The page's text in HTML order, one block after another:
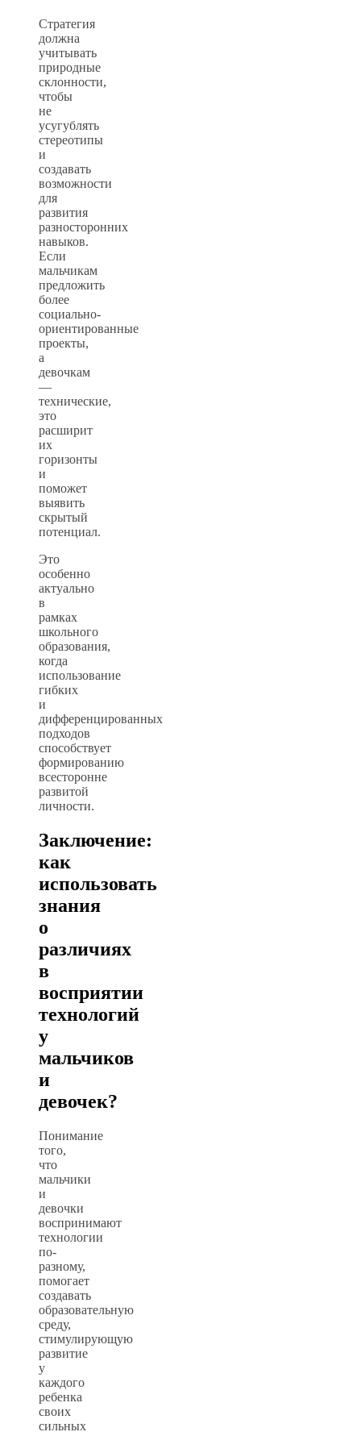
Стратегия
должна
учитывать
природные
склонности,
чтобы
не
усугублять
стереотипы
и
создавать
возможности
для
развития
разносторонних
навыков.
Если
мальчикам
предложить
более
социально-
ориентированные
проекты,
а
девочкам
—
технические,
это
расширит
их
горизонты
и
поможет
выявить
скрытый
потенциал.
Это
особенно
актуально
в
рамках
школьного
образования,
когда
использование
гибких
и
дифференцированных
подходов
способствует
формированию
всесторонне
развитой
личности.
Заключение:
как
использовать
знания
о
различиях
в
восприятии
технологий
у
мальчиков
и
девочек?
Понимание
того,
что
мальчики
и
девочки
воспринимают
технологии
по-
разному,
помогает
создавать
образовательную
среду,
стимулирующую
развитие
у
каждого
ребенка
своих
сильных